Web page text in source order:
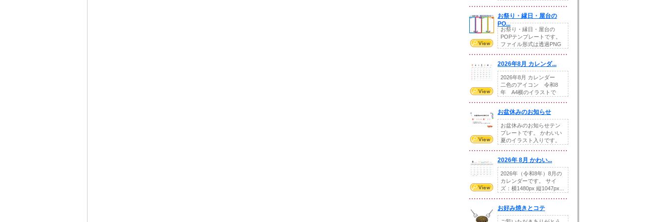
お祭り・縁日・屋台の
PO...
お祭り・縁日・屋台の
POPテンプレートです。
ファイル形式は透過PNG
2026年8月 カレンダ...
2026年8月 カレンダー
二色のアイコン 令和8
年 A4横のイラストで
お盆休みのお知らせ
お盆休みのお知らせテン
プレートです。 かわいい
夏のイラスト入りです。
2026年 8月 かわい...
2026年（令和8年）8月の
カレンダーです。 サイ
ズ：横1480px 縦1047px...
お好み焼きとコテ